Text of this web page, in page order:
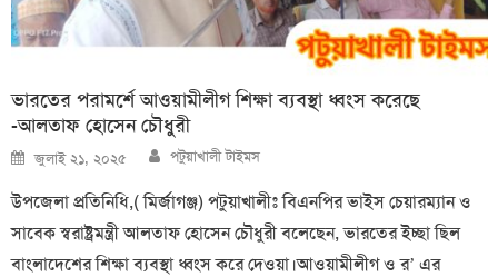
ভারতের পরামর্শে আওয়ামীলীগ শিক্ষা ব্যবস্থা ধ্বংস করেছে
-আলতাফ হোসেন চৌধুরী
Posted
on
জুলাই ২১, ২০২৫ Author
পটুয়াখালী টাইমস
উপজেলা প্রতিনিধি,( মির্জাগঞ্জ) পটুয়াখালীঃ বিএনপির ভাইস চেয়ারম্যান ও
সাবেক স্বরাষ্ট্রমন্ত্রী আলতাফ হোসেন চৌধুরী বলেছেন, ভারতের ইচ্ছা ছিল
বাংলাদেশের শিক্ষা ব্যবস্থা ধ্বংস করে দেওয়া।আওয়ামীলীগ ও র’ এর